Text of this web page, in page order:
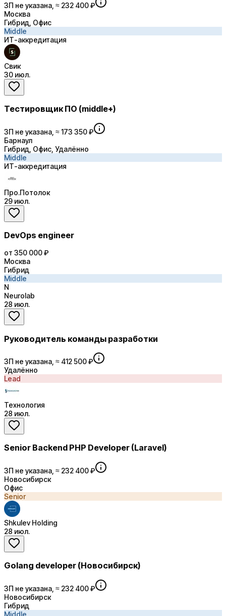
ЗП не указана, ≈ 232 400 ₽
Москва
Гибрид, Офис
Middle
ИТ-аккредитация
Свик
30 июл.
Тестировщик ПО (middle+)
ЗП не указана, ≈ 173 350 ₽
Барнаул
Гибрид, Офис, Удалённо
Middle
ИТ-аккредитация
Про.Потолок
29 июл.
DevOps engineer
от 350 000 ₽
Москва
Гибрид
Middle
N
Neurolab
28 июл.
Руководитель команды разработки
ЗП не указана, ≈ 412 500 ₽
Удалённо
Lead
Технология
28 июл.
Senior Backend PHP Developer (Laravel)
ЗП не указана, ≈ 232 400 ₽
Новосибирск
Офис
Senior
Shkulev Holding
28 июл.
Golang developer (Новосибирск)
ЗП не указана, ≈ 232 400 ₽
Новосибирск
Гибрид
Middle